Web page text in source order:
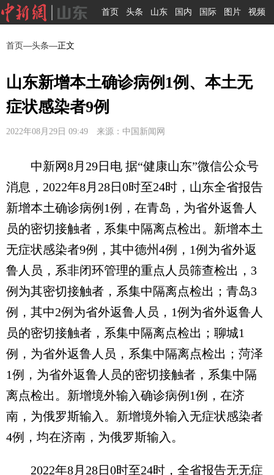
首页 头条 山东 国内 国际 图片 视频
首页—头条—正文
山东新增本土确诊病例1例、本土无
症状感染者9例
2022年08月29日 09:49 来源：中国新闻网
中新网8月29日电 据“健康山东”微信公众号
消息，2022年8月28日0时至24时，山东全省报告
新增本土确诊病例1例，在青岛，为省外返鲁人
员的密切接触者，系集中隔离点检出。新增本土
无症状感染者9例，其中德州4例，1例为省外返
鲁人员，系非闭环管理的重点人员筛查检出，3
例为其密切接触者，系集中隔离点检出；青岛3
例，其中2例为省外返鲁人员，1例为省外返鲁人
员的密切接触者，系集中隔离点检出；聊城1
例，为省外返鲁人员，系集中隔离点检出；菏泽
1例，为省外返鲁人员的密切接触者，系集中隔
离点检出。新增境外输入确诊病例1例，在济
南，为俄罗斯输入。新增境外输入无症状感染者
4例，均在济南，为俄罗斯输入。
2022年8月28日0时至24时，全省报告无无症